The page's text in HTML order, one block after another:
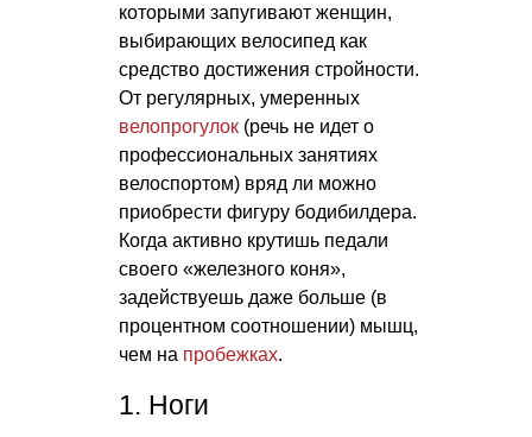
которыми запугивают женщин,
выбирающих велосипед как
средство достижения стройности.
От регулярных, умеренных
велопрогулок (речь не идет о
профессиональных занятиях
велоспортом) вряд ли можно
приобрести фигуру бодибилдера.
Когда активно крутишь педали
своего «железного коня»,
задействуешь даже больше (в
процентном соотношении) мышц,
чем на пробежках.
1. Ноги